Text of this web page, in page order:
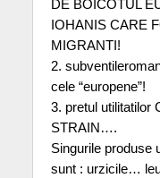
DE BOICOTUL
IOHANIS CARE
MIGRANTI!
2.
cele “europene”!
3. pretul utilitatilor
STRAIN….
Singurile produse
sunt : urzicile…